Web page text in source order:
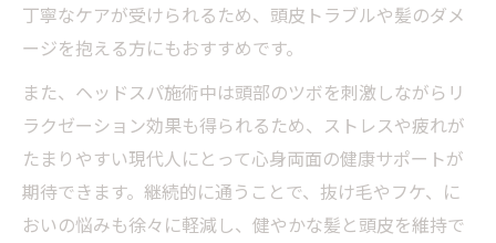
丁寧なケアが受けられるため、頭皮トラブルや髪のダメ
ージを抱える方にもおすすめです。
また、ヘッドスパ施術中は頭部のツボを刺激しながらリ
ラクゼーション効果も得られるため、ストレスや疲れが
たまりやすい現代人にとって心身両面の健康サポートが
期待できます。継続的に通うことで、抜け毛やフケ、に
おいの悩みも徐々に軽減し、健やかな髪と頭皮を維持で